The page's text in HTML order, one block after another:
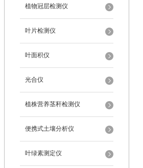
植物冠层检测仪
叶片检测仪
叶面积仪
光合仪
植株营养茎秆检测仪
便携式土壤分析仪
叶绿素测定仪